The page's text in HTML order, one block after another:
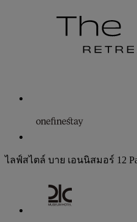
ไลฟ์สไตล์ บาย เอนนิสมอร์ 12